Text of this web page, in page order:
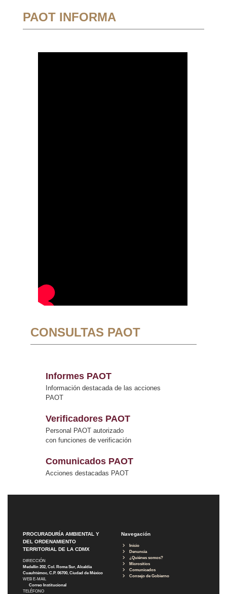
PAOT INFORMA
CONSULTAS PAOT
Informes PAOT
Información destacada de las acciones
PAOT
Verificadores PAOT
Personal PAOT autorizado
con funciones de verificación
Comunicados PAOT
Acciones destacadas PAOT
PROCURADURÍA AMBIENTAL Y
DEL ORDENAMIENTO
TERRITORIAL DE LA CDMX
DIRECCIÓN
Medellín 202, Col. Roma Sur, Alcaldía
Cuauhtémoc, C.P. 06700, Ciudad de México
WEB E-MAIL
Correo Institucional
TELÉFONO
Navegación
Inicio
Denuncia
¿Quiénes somos?
Micrositios
Comunicados
Consejo de Gobierno